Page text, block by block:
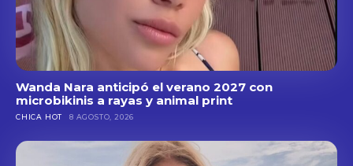
Wanda Nara anticipó el verano 2027 con
microbikinis a rayas y animal print
CHICA HOT 8 AGOSTO, 2026